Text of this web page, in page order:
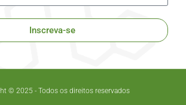
Inscreva-se
© 2025 - Todos os direitos reservados